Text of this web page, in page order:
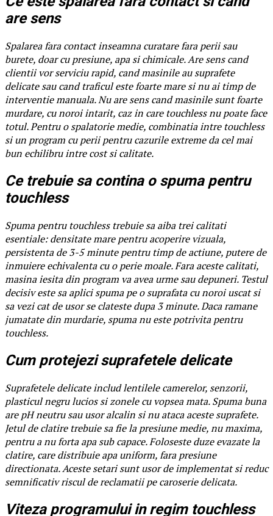
are sens
Spalarea fara contact inseamna curatare fara perii sau
burete, doar cu presiune, apa si chimicale. Are sens cand
clientii vor serviciu rapid, cand masinile au suprafete
delicate sau cand traficul este foarte mare si nu ai timp de
interventie manuala. Nu are sens cand masinile sunt foarte
murdare, cu noroi intarit, caz in care touchless nu poate face
totul. Pentru o spalatorie medie, combinatia intre touchless
si un program cu perii pentru cazurile extreme da cel mai
bun echilibru intre cost si calitate.
Ce trebuie sa contina o spuma pentru
touchless
Spuma pentru touchless trebuie sa aiba trei calitati
esentiale: densitate mare pentru acoperire vizuala,
persistenta de 3-5 minute pentru timp de actiune, putere de
inmuiere echivalenta cu o perie moale. Fara aceste calitati,
masina iesita din program va avea urme sau depuneri. Testul
decisiv este sa aplici spuma pe o suprafata cu noroi uscat si
sa vezi cat de usor se clateste dupa 3 minute. Daca ramane
jumatate din murdarie, spuma nu este potrivita pentru
touchless.
Cum protejezi suprafetele delicate
Suprafetele delicate includ lentilele camerelor, senzorii,
plasticul negru lucios si zonele cu vopsea mata. Spuma buna
are pH neutru sau usor alcalin si nu ataca aceste suprafete.
Jetul de clatire trebuie sa fie la presiune medie, nu maxima,
pentru a nu forta apa sub capace. Foloseste duze evazate la
clatire, care distribuie apa uniform, fara presiune
directionata. Aceste setari sunt usor de implementat si reduc
semnificativ riscul de reclamatii pe caroserie delicata.
Viteza programului in regim touchless